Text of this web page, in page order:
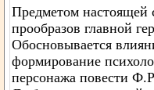
Предметом настоящей
прообразов главной
Обосновывается
формирование
персонажа повести